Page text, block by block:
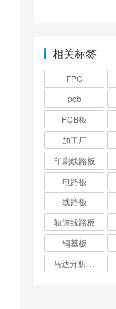
相关标签
FPC
pcb
PCB板
加工厂
印刷线路板
电路板
线路板
轨道线路板
铜基板